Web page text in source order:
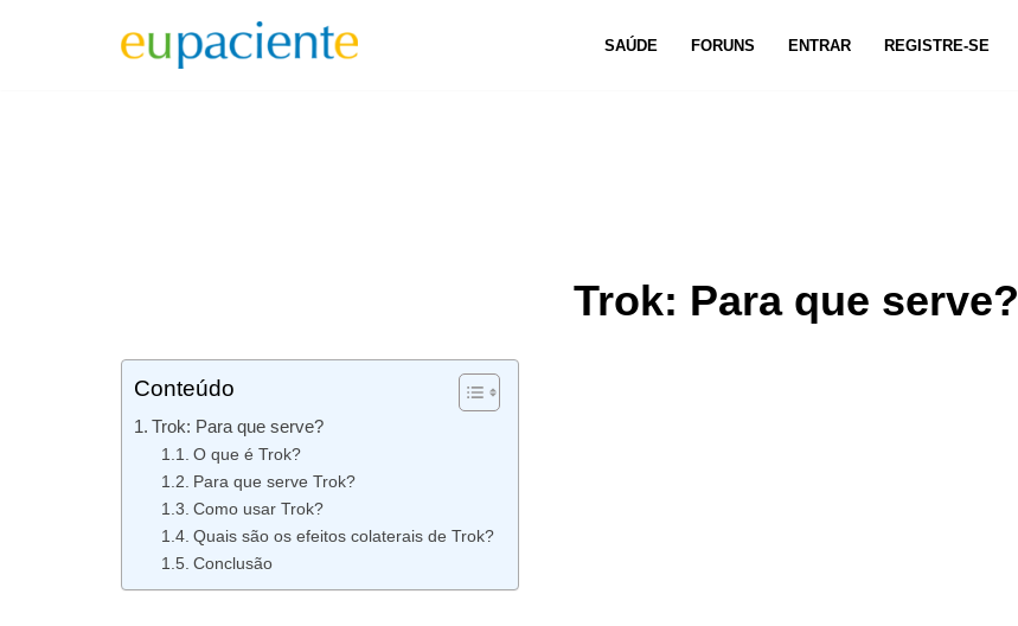
SAÚDE FORUNS ENTRAR REGISTRE-SE
Trok: Para que serve?
Conteúdo
Trok: Para que serve?
O que é Trok?
Para que serve Trok?
Como usar Trok?
Quais são os efeitos colaterais de Trok?
Conclusão